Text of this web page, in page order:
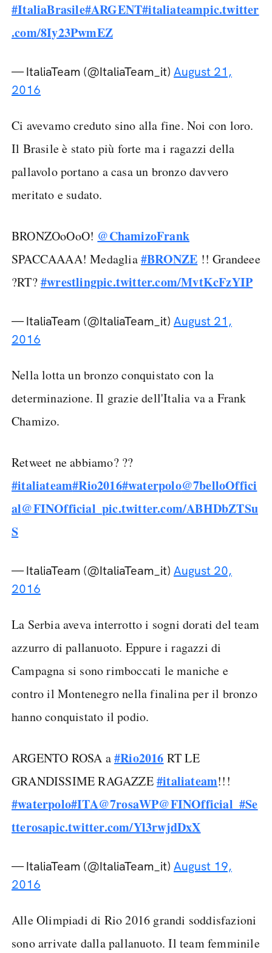
#ItaliaBrasile#ARGENT#italiateampic.twitter
.com/8Iy23PwmEZ
— ItaliaTeam (@ItaliaTeam_it) August 21,
2016
Ci avevamo creduto sino alla fine. Noi con loro.
Il Brasile è stato più forte ma i ragazzi della
pallavolo portano a casa un bronzo davvero
meritato e sudato.
BRONZOoOoO! @ChamizoFrank
SPACCAAAA! Medaglia#BRONZE !! Grandeee
?RT?#wrestlingpic.twitter.com/MvtKcFzYIP
— ItaliaTeam (@ItaliaTeam_it) August 21,
2016
Nella lotta un bronzo conquistato con la
determinazione. Il grazie dell'Italia va a Frank
Chamizo.
Retweet ne abbiamo? ??
#italiateam#Rio2016#waterpolo@7belloOffici
al@FINOfficial_pic.twitter.com/ABHDbZTSu
S
— ItaliaTeam (@ItaliaTeam_it) August 20,
2016
La Serbia aveva interrotto i sogni dorati del team
azzurro di pallanuoto. Eppure i ragazzi di
Campagna si sono rimboccati le maniche e
contro il Montenegro nella finalina per il bronzo
hanno conquistato il podio.
ARGENTO ROSA a#Rio2016 RT LE
GRANDISSIME RAGAZZE#italiateam!!!
#waterpolo#ITA@7rosaWP@FINOfficial_#Se
tterosapic.twitter.com/Yl3rwjdDxX
— ItaliaTeam (@ItaliaTeam_it) August 19,
2016
Alle Olimpiadi di Rio 2016 grandi soddisfazioni
sono arrivate dalla pallanuoto. Il team femminile